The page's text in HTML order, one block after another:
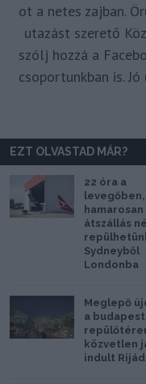
ot a netes zajban.
utazást szerető
szólj hozzá a
csoportunkban is.
Impresszum
Szerzői
EZT OLVASTAD MÁR?
22 óra a
levegőben,
hamarosan
átszállás
Sydneyből
Londonba
Meglepő
a
közvetlen
indult